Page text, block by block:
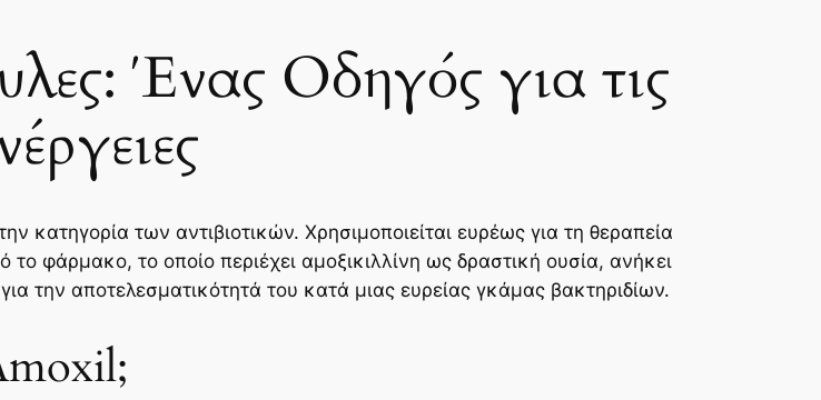
Ένας Οδηγός για τις
κατηγορία των αντιβιοτικών. Χρησιμοποιείται ευρέως για τη θεραπεία
φάρμακο, το οποίο περιέχει αμοξικιλλίνη ως δραστική ουσία, ανήκει
την αποτελεσματικότητά του κατά μιας ευρείας γκάμας βακτηριδίων.